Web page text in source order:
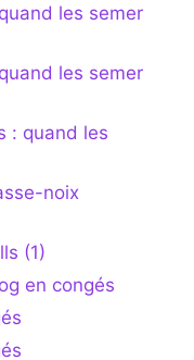
les semer
les semer
: quand les
noix
(1)
en congés